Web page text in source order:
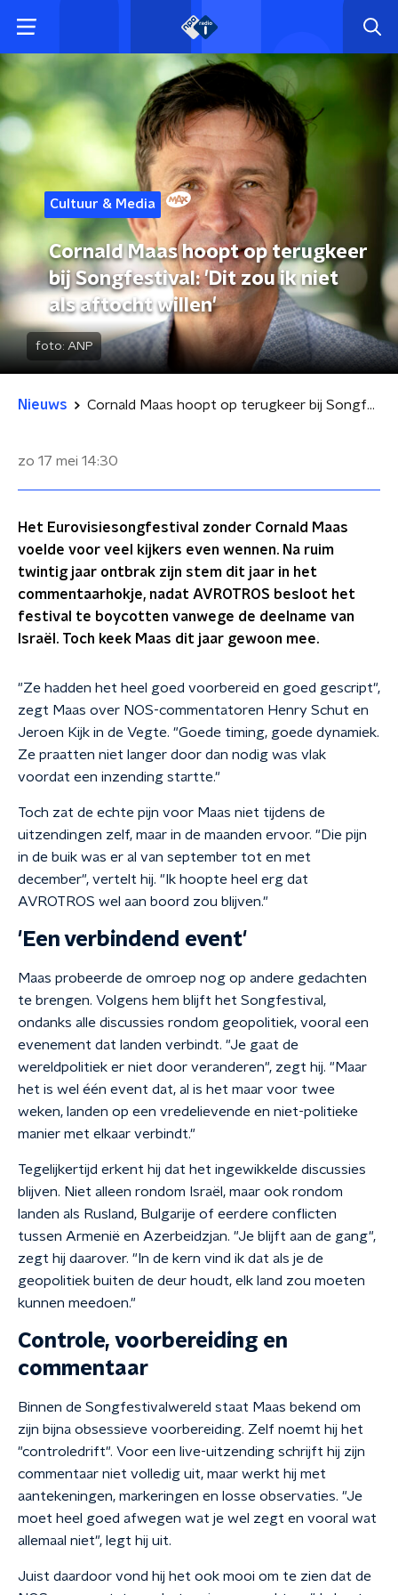
Cultuur & Media
Cornald Maas hoopt op terugkeer
bij Songfestival: 'Dit zou ik niet
als aftocht willen'
foto: ANP
Nieuws Cornald Maas hoopt op terugkeer bij Songfestival: 'Dit zou ik niet als aftocht willen'
zo 17 mei 14:30
Het Eurovisiesongfestival zonder Cornald Maas
voelde voor veel kijkers even wennen. Na ruim
twintig jaar ontbrak zijn stem dit jaar in het
commentaarhokje, nadat AVROTROS besloot het
festival te boycotten vanwege de deelname van
Israël. Toch keek Maas dit jaar gewoon mee.
"Ze hadden het heel goed voorbereid en goed gescript",
zegt Maas over NOS-commentatoren Henry Schut en
Jeroen Kijk in de Vegte. "Goede timing, goede dynamiek.
Ze praatten niet langer door dan nodig was vlak
voordat een inzending startte."
Toch zat de echte pijn voor Maas niet tijdens de
uitzendingen zelf, maar in de maanden ervoor. "Die pijn
in de buik was er al van september tot en met
december", vertelt hij. "Ik hoopte heel erg dat
AVROTROS wel aan boord zou blijven."
'Een verbindend event'
Maas probeerde de omroep nog op andere gedachten
te brengen. Volgens hem blijft het Songfestival,
ondanks alle discussies rondom geopolitiek, vooral een
evenement dat landen verbindt. "Je gaat de
wereldpolitiek er niet door veranderen", zegt hij. "Maar
het is wel één event dat, al is het maar voor twee
weken, landen op een vredelievende en niet-politieke
manier met elkaar verbindt."
Tegelijkertijd erkent hij dat het ingewikkelde discussies
blijven. Niet alleen rondom Israël, maar ook rondom
landen als Rusland, Bulgarije of eerdere conflicten
tussen Armenië en Azerbeidzjan. "Je blijft aan de gang",
zegt hij daarover. "In de kern vind ik dat als je de
geopolitiek buiten de deur houdt, elk land zou moeten
kunnen meedoen."
Controle, voorbereiding en
commentaar
Binnen de Songfestivalwereld staat Maas bekend om
zijn bijna obsessieve voorbereiding. Zelf noemt hij het
"controledrift". Voor een live-uitzending schrijft hij zijn
commentaar niet volledig uit, maar werkt hij met
aantekeningen, markeringen en losse observaties. "Je
moet heel goed afwegen wat je wel zegt en vooral wat
allemaal niet", legt hij uit.
Juist daardoor vond hij het ook mooi om te zien dat de